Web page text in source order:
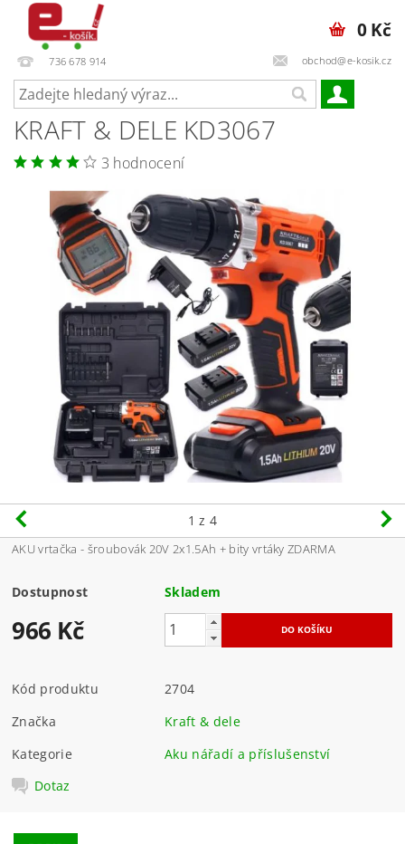
736 678 914 obchod@e-kosik.cz
0 Kč
KRAFT & DELE KD3067
3 hodnocení
1 z 4
AKU vrtačka - šroubovák 20V 2x1.5Ah + bity vrtáky ZDARMA
Dostupnost Skladem
966 Kč
Kód produktu
2704
Značka
Kraft & dele
Kategorie
Aku nářadí a příslušenství
Dotaz